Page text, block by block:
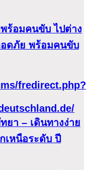
พร้อมคนขับ ไปต่าง
อดภัย พร้อมคนขับ
fredirect.php?
ยา – เดินทางง่าย
เหนือระดับ ปี